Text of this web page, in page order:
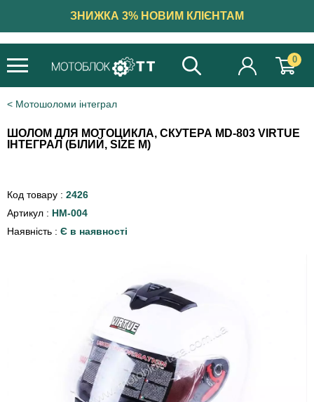
ЗНИЖКА 3% НОВИМ КЛІЄНТАМ
0
Мотошоломи інтеграл
ШОЛОМ ДЛЯ МОТОЦИКЛА, СКУТЕРА MD-803 VIRTUE
ІНТЕГРАЛ (БІЛИЙ, SIZE M)
Код товару : 2426
Артикул : HM-004
Наявність : Є в наявності